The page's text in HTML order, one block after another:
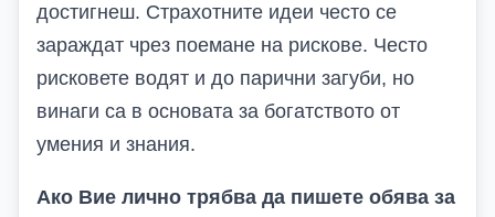
достигнеш. Страхотните идеи често се
зараждат чрез поемане на рискове. Често
рисковете водят и до парични загуби, но
винаги са в основата за богатството от
умения и знания.
Ако Вие лично трябва да пишете обява за